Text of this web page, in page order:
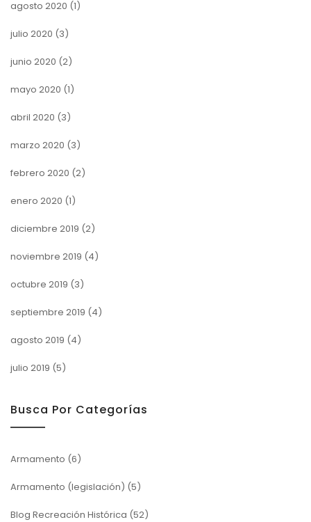
agosto 2020 (1)
julio 2020 (3)
junio 2020 (2)
mayo 2020 (1)
abril 2020 (3)
marzo 2020 (3)
febrero 2020 (2)
enero 2020 (1)
diciembre 2019 (2)
noviembre 2019 (4)
octubre 2019 (3)
septiembre 2019 (4)
agosto 2019 (4)
julio 2019 (5)
Busca Por Categorías
Armamento (6)
Armamento (legislación) (5)
Blog Recreación Histórica (52)